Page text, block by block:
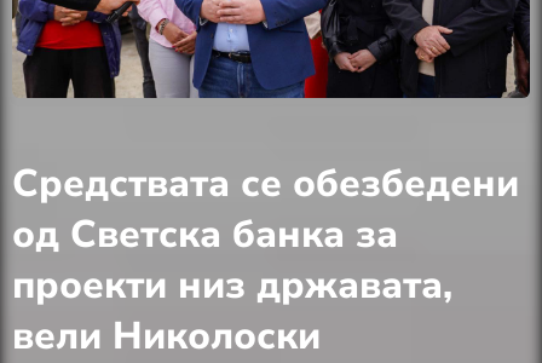
Средствата се обезбедени
од Светска банка за
проекти низ државата,
вели Николоски